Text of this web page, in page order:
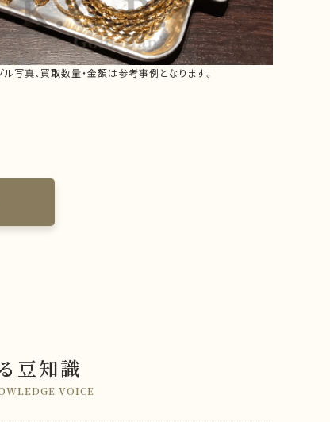
写真、買取数量・金額は参考事例となります。
豆知識
VOICE